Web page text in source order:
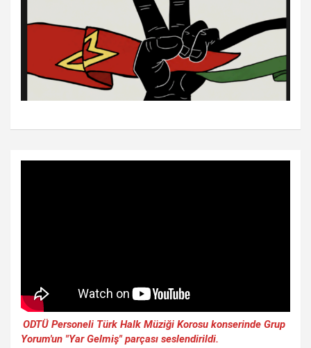
ODTÜ Personeli Türk Halk Müziği Korosu konserinde Grup
Yorum'un "Yar Gelmiş" parçası seslendirildi.